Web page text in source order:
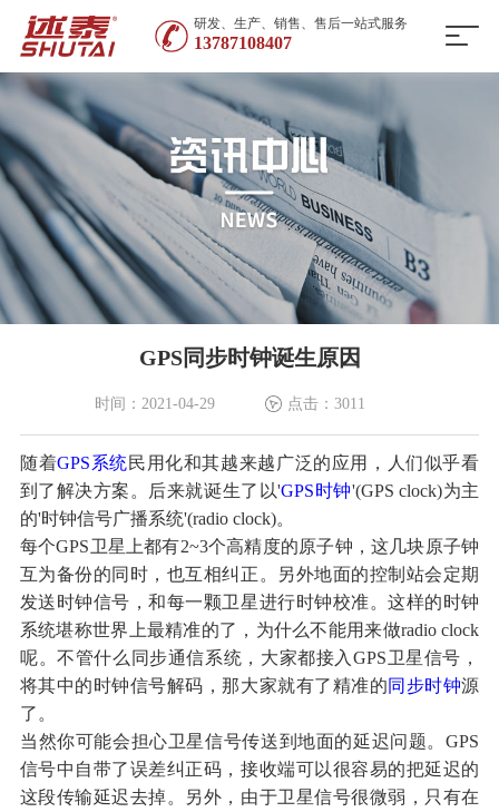
研发、生产、销售、售后一站式服务
13787108407
GPS同步时钟诞生原因
时间：2021-04-29 点击：3011
随着GPS系统民用化和其越来越广泛的应用，人们似乎看
到了解决方案。后来就诞生了以'GPS时钟'(GPS clock)为主
的'时钟信号广播系统'(radio clock)。
每个GPS卫星上都有2~3个高精度的原子钟，这几块原子钟
互为备份的同时，也互相纠正。另外地面的控制站会定期
发送时钟信号，和每一颗卫星进行时钟校准。这样的时钟
系统堪称世界上最精准的了，为什么不能用来做radio clock
呢。不管什么同步通信系统，大家都接入GPS卫星信号，
将其中的时钟信号解码，那大家就有了精准的同步时钟源
了。
当然你可能会担心卫星信号传送到地面的延迟问题。GPS
信号中自带了误差纠正码，接收端可以很容易的把延迟的
这段传输延迟去掉。另外，由于卫星信号很微弱，只有在